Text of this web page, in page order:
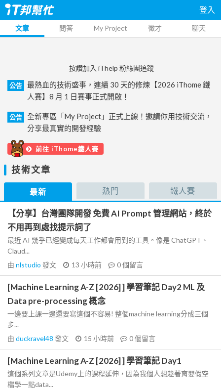
登入
文章 問答 My Project 徵才 聊天
按讚加入 iThelp 粉絲團追蹤
公告
最熱血的技術盛事，連續 30 天的修煉【2026 iThome 鐵
人賽】8 月 1 日賽事正式開啟！
公告
全新專區「My Project」正式上線！邀請你用技術交流，
分享最真實的開發經驗
前往 iThome鐵人賽
技術文章
最新 熱門 鐵人賽
【分享】台灣團隊開發 免費 AI Prompt 管理網站，終於
不用再到處找提示詞了
最近 AI 幾乎已經變成每天工作都會用到的工具。像是 ChatGPT、
Claud...
由 nlstudio 發文 13 小時前 0個留言
[Machine Learning A-Z [2026] ] 學習筆記 Day2 ML 及
Data pre-processing 概念
一邊要上課一邊還要寫這個不容易! 整個machine learning分成三個
步...
由 duckravel48 發文 15 小時前 0個留言
[Machine Learning A-Z [2026] ] 學習筆記 Day1
這個系列文章是Udemy上的課程延伸，因為我個人想趁著育嬰假空
檔學一點data...